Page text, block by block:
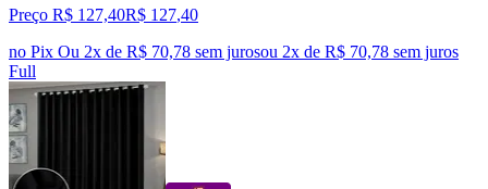
Preço R$ 127,40R$ 127,40
no Pix Ou 2x de R$ 70,78 sem jurosou 2x de R$ 70,78 sem juros
Full